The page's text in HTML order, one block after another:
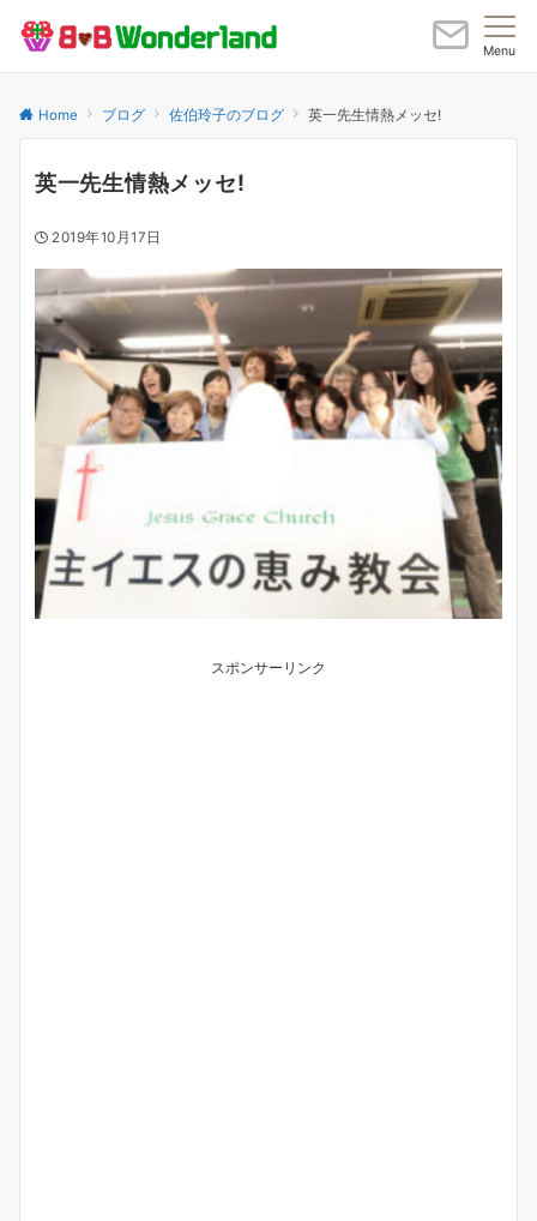
Menu
Home ブログ 佐伯玲子のブログ 英一先生情熱メッセ!
英一先生情熱メッセ!
2019年10月17日
スポンサーリンク